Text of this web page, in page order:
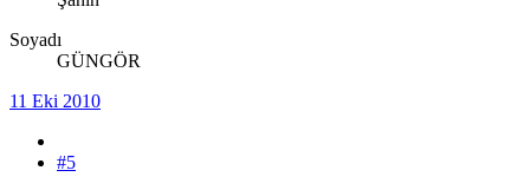
Soyadı
GÜNGÖR
11 Eki 2010
#5